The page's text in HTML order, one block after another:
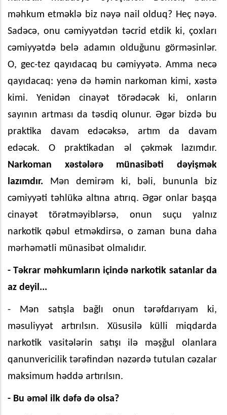
məhkum etməklə biz nəyə nail olduq? Heç nəyə.
Sadəcə, onu cəmiyyətdən təcrid etdik ki, çoxları
cəmiyyətdə belə adamın olduğunu görməsinlər.
O, gec-tez qayıdacaq bu cəmiyyətə. Amma necə
qayıdacaq: yenə də həmin narkoman kimi, xəstə
kimi. Yenidən cinayət törədəcək ki, onların
sayının artması da təsdiq olunur. Əgər bizdə bu
praktika davam edəcəksə, artım da davam
edəcək. O praktikadan əl çəkmək lazımdır.
Narkoman xəstələrə münasibəti dəyişmək
lazımdır.
Mən demirəm ki, bəli, bununla biz
cəmiyyəti təhlükə altına atırıq. Əgər onlar başqa
cinayət törətməyiblərsə, onun suçu yalnız
narkotik qəbul etməkdirsə, o zaman buna daha
mərhəmətli münasibət olmalıdır.
- Təkrar məhkumların içində narkotik satanlar da
az deyil...
- Mən satışla bağlı onun tərəfdarıyam ki,
məsuliyyət artırılsın. Xüsusilə külli miqdarda
narkotik vasitələrin satışı ilə məşğul olanlara
qanunvericilik tərəfindən nəzərdə tutulan cəzalar
maksimum həddə artırılsın.
- Bu əməl ilk dəfə də olsa?